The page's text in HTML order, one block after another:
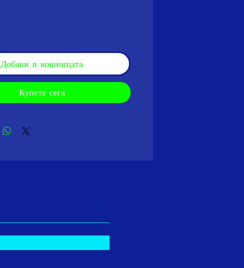
Добави в кошницата
Купете сега